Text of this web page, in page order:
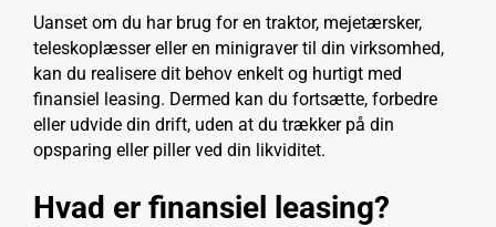
Uanset om du har brug for en traktor, mejetærsker,
teleskoplæsser eller en minigraver til din virksomhed,
kan du realisere dit behov enkelt og hurtigt med
finansiel leasing. Dermed kan du fortsætte, forbedre
eller udvide din drift, uden at du trækker på din
opsparing eller piller ved din likviditet.
Hvad er finansiel leasing?